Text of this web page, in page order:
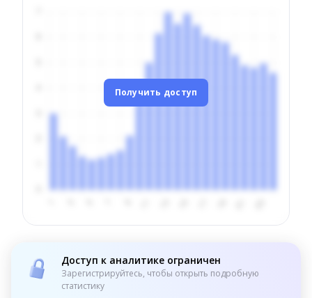
Получить доступ
Доступ к аналитике ограничен
Зарегистрируйтесь, чтобы открыть подробную
статистику